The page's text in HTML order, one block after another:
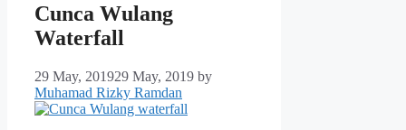
Cunca Wulang
Waterfall
29 May, 201929 May, 2019 by
Muhamad Rizky Ramdan